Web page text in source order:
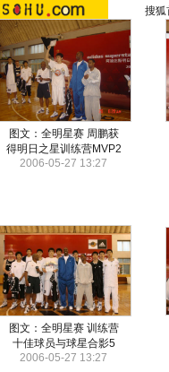
搜狐
图文：全明星赛 周鹏获
得明日之星训练营MVP2
2006-05-27 13:27
图文：全明星赛 训练营
十佳球员与球星合影5
2006-05-27 13:27